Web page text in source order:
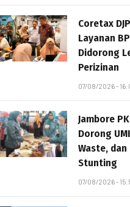
Coretax
Layanan
Didorong
Perizinan
07/08/2026 -
Jambore
Dorong
Waste, dan
Stunting
07/08/2026 -